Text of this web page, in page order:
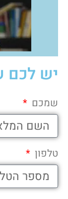
יש לכם
שמכם
טלפון